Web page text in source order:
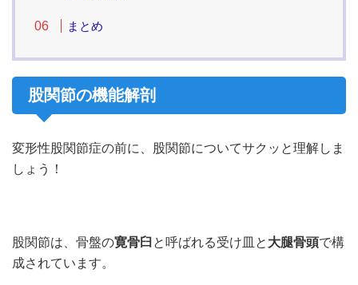
まとめ
股関節の機能解剖
変形性股関節症の前に、股関節についてサクッと理解しま
しょう！
股関節は、骨盤の寛骨臼 と呼ばれる受け皿と 大腿骨頭で構
成されています。